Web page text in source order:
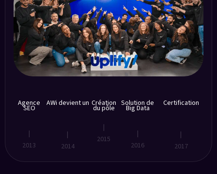
Agence
SEO
|
2013
AWi devient un
|
2014
Création
du pôle
|
2015
Solution de
Big Data
|
2016
Certification
|
2017